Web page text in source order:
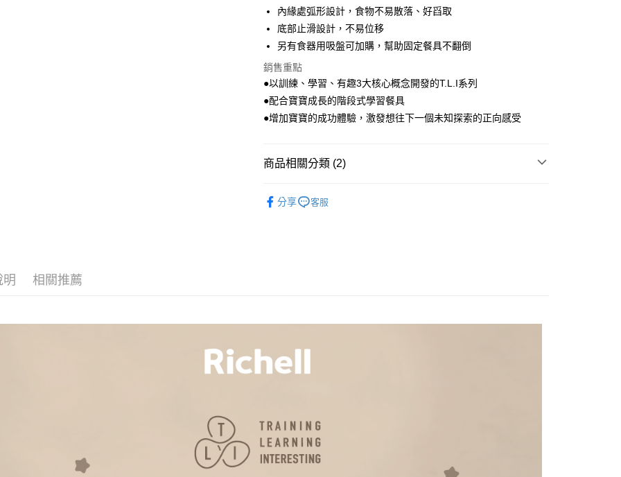
街口支付
ATM付款
運送方式
付款後全家取貨
付款後萊爾富取貨
付款後7-11取貨
內緣處弧形設計，食物不易散落、好舀取
底部止滑設計，不易位移
另有食器用吸盤可加購，幫助固定餐具不翻倒
銷售重點
●以訓練、學習、有趣3大核心概念開發的T.L.I系列
●配合寶寶成長的階段式學習餐具
●增加寶寶的成功體驗，激發想往下一個未知探索的正向感受
商品相關分類 (2)
分享 客服
明 相關推薦